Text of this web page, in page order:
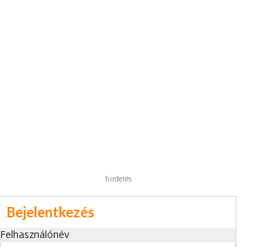
hirdetés
Bejelentkezés
Felhasználónév